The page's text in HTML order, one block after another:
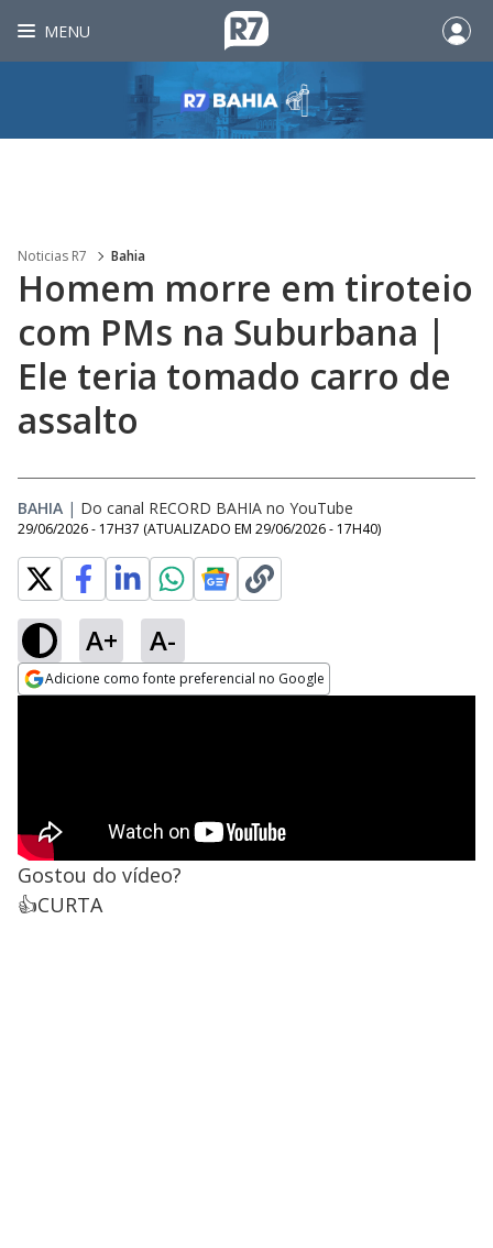
MENU
Noticias R7 Bahia
Homem morre em tiroteio
com PMs na Suburbana |
Ele teria tomado carro de
assalto
BAHIA | Do canal RECORD BAHIA no YouTube
29/06/2026 - 17H37 (ATUALIZADO EM 29/06/2026 - 17H40)
A+ A-
Adicione como fonte preferencial no Google
Gostou do vídeo?
👍CURTA